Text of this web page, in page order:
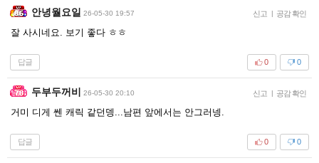
안녕월요일 26-05-30 19:57 신고 | 공감 확인
잘 사시네요. 보기 좋다 ㅎㅎ
답글 0
0
두부두꺼비 26-05-30 20:10 신고 | 공감 확인
거미 디게 쎈 캐릭 같던뎅...남편 앞에서는 안그러넹.
답글 0
0